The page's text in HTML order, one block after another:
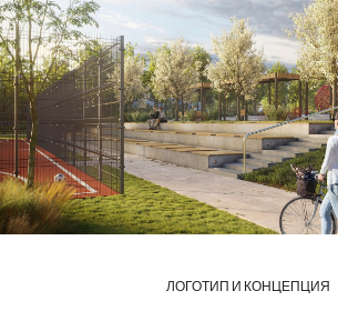
ЛОГОТИП И КОНЦЕПЦИЯ